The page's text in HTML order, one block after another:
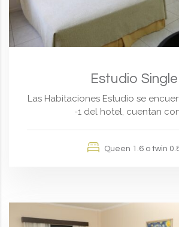
Estudio Single
Las Habitaciones Estudio se
-1 del hotel, cuentan
Queen 1.6 o twin